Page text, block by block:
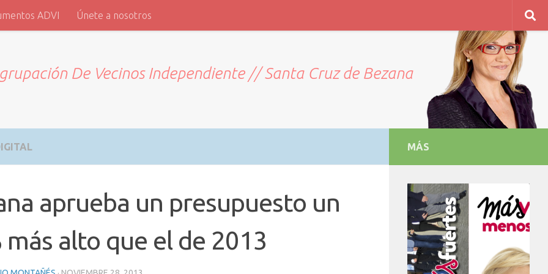
ADVI Únete a nosotros
De Vecinos Independiente // Santa Cruz de Bezana
aprueba un presupuesto un
más alto que el de 2013
MÁS